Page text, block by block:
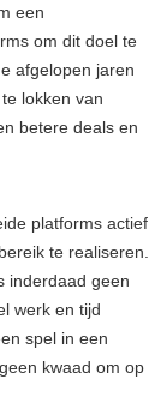
een
om dit doel te
afgelopen jaren
lokken van
betere deals en
platforms actief
te realiseren.
inderdaad geen
werk en tijd
spel in een
kwaad om op